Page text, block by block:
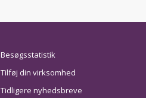
Besøgsstatistik
Tilføj din virksomhed
Tidligere nyhedsbreve